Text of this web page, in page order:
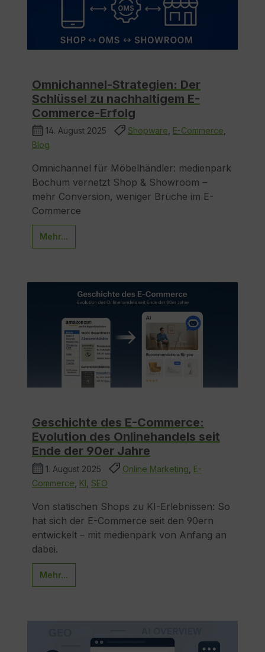
Omnichannel-Strategien: Der
Schlüssel zu nachhaltigem E-
Commerce-Erfolg
14. August 2025 Shopware E-Commerce
Blog
Omnichannel für Möbelhändler: medienpark
Bochum vernetzt Shop & Showroom –
mehr Conversion, weniger Brüche im E-
Commerce
Mehr...
Geschichte des E-Commerce:
Evolution des Onlinehandels seit
Ende der 90er Jahre
1. August 2025 Online Marketing E-
Commerce KI SEO
Von statischen Shops zu KI-Erlebnissen: So
hat sich der E-Commerce seit den 90ern
entwickelt – mit medienpark von Anfang an
dabei.
Mehr...